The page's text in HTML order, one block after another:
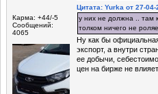
Карма: +44/-5
Сообщений:
4065
Цитата: Yurka от 27-
у них не должна .. там
толком ничего не
Ну как бы
экспорт, а внутри
ее добычи,
цен на бирже не